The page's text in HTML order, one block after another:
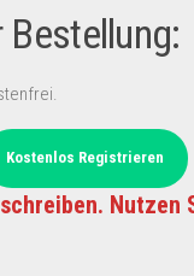
Kostenlos Registrieren
Nutzen